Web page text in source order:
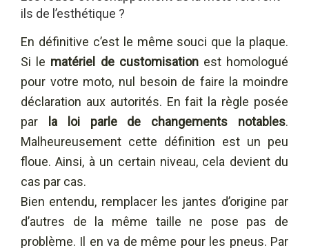
ils de l’esthétique ?
En définitive c’est le même souci que la plaque.
Si le matériel de customisationest homologué
pour votre moto, nul besoin de faire la moindre
déclaration aux autorités. En fait la règle posée
par la loi parle de changements notables.
Malheureusement cette définition est un peu
floue. Ainsi, à un certain niveau, cela devient du
cas par cas.
Bien entendu, remplacer les jantes d’origine par
d’autres de la même taille ne pose pas de
problème. Il en va de même pour les pneus. Par